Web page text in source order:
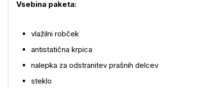
Vsebina paketa:
vlažilni robček
antistatična krpica
nalepka za odstranitev prašnih delcev
steklo